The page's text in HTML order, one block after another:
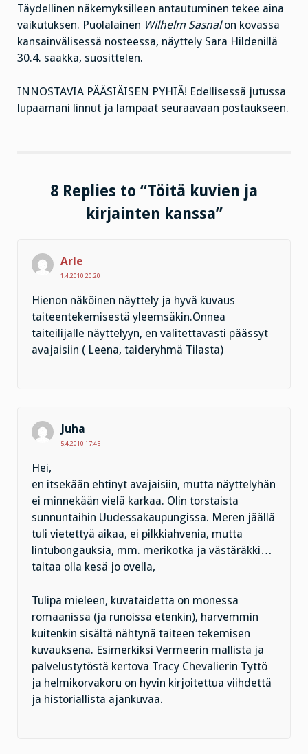
Täydellinen näkemyksilleen antautuminen tekee aina
vaikutuksen. Puolalainen Wilhelm Sasnalon kovassa
kansainvälisessä nosteessa, näyttely Sara Hildenillä
30.4. saakka, suosittelen.
INNOSTAVIA PÄÄSIÄISEN PYHIÄ! Edellisessä jutussa
lupaamani linnut ja lampaat seuraavaan postaukseen.
8 Replies to “Töitä kuvien ja
kirjainten kanssa”
Arle
1.4.2010 20:20
Hienon näköinen näyttely ja hyvä kuvaus
taiteentekemisestä yleemsäkin.Onnea
taiteilijalle näyttelyyn, en valitettavasti päässyt
avajaisiin ( Leena, taideryhmä Tilasta)
Juha
5.4.2010 17:45
Hei,
en itsekään ehtinyt avajaisiin, mutta näyttelyhän
ei minnekään vielä karkaa. Olin torstaista
sunnuntaihin Uudessakaupungissa. Meren jäällä
tuli vietettyä aikaa, ei pilkkiahvenia, mutta
lintubongauksia, mm. merikotka ja västäräkki…
taitaa olla kesä jo ovella,
Tulipa mieleen, kuvataidetta on monessa
romaanissa (ja runoissa etenkin), harvemmin
kuitenkin sisältä nähtynä taiteen tekemisen
kuvauksena. Esimerkiksi Vermeerin mallista ja
palvelustytöstä kertova Tracy Chevalierin Tyttö
ja helmikorvakoru on hyvin kirjoitettua viihdettä
ja historiallista ajankuvaa.